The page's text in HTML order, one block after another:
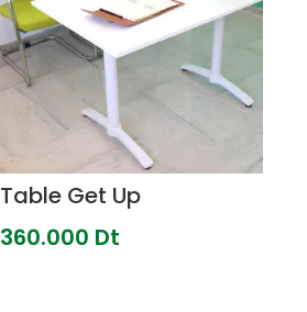
Table Get Up
360.000 Dt